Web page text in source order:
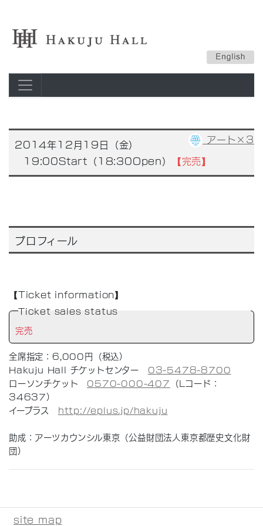
アート×3
2014年12月19日（金）
19:00Start（18:30Open）
【完売】
プロフィール
【Ticket information】
Ticket sales status
完売
全席指定：6,000円（税込）
Hakuju Hall チケットセンター 03-5478-8700
ローソンチケット 0570-000-407 （Lコード：
34637）
イープラス http://eplus.jp/hakuju
助成：アーツカウンシル東京（公益財団法人東京都歴史文化財
団）
site map